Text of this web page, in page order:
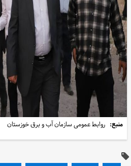
منبع: روابط عمومی سازمان آب و برق خوزستان